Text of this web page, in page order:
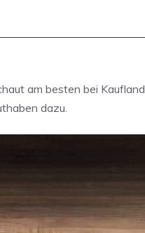
am besten bei
dazu.